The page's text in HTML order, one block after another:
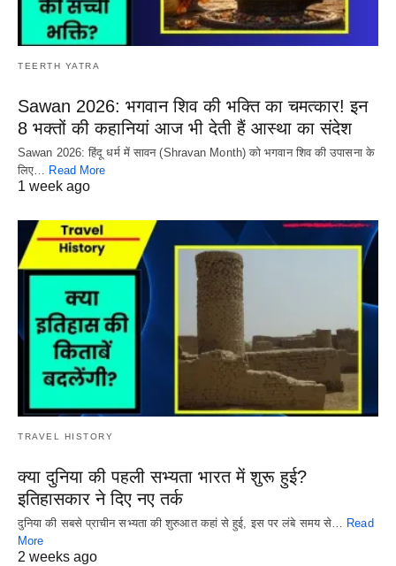
TEERTH YATRA
Sawan 2026: भगवान शिव की भक्ति का चमत्कार! इन
8 भक्तों की कहानियां आज भी देती हैं आस्था का संदेश
Sawan 2026: हिंदू धर्म में सावन (Shravan Month) को भगवान शिव की उपासना के
लिए… Read More
1 week ago
TRAVEL HISTORY
क्या दुनिया की पहली सभ्यता भारत में शुरू हुई?
इतिहासकार ने दिए नए तर्क
दुनिया की सबसे प्राचीन सभ्यता की शुरुआत कहां से हुई, इस पर लंबे समय से… Read
More
2 weeks ago